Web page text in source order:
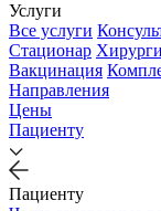
Услуги
Все услуги
Стационар
Вакцинация
Направления
Цены
Пациенту
Пациенту